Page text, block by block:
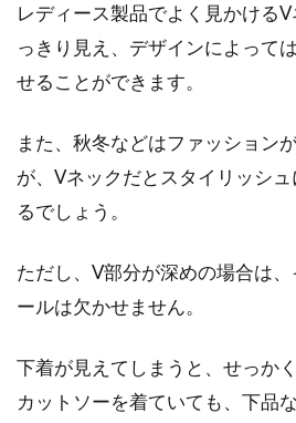
本の洗い方か
目次 1 ニットの正
方・干し方は...
穿きこなすメ
ードパンツ2 テー
レディース製品でよく見かける
っきり見え、デザインによって
せることができます。
また、秋冬などはファッション
が、Vネックだとスタイリッシ
るでしょう。
ただし、V部分が深めの場合は
ールは欠かせません。
下着が見えてしまうと、せっか
カットソーを着ていても、下品